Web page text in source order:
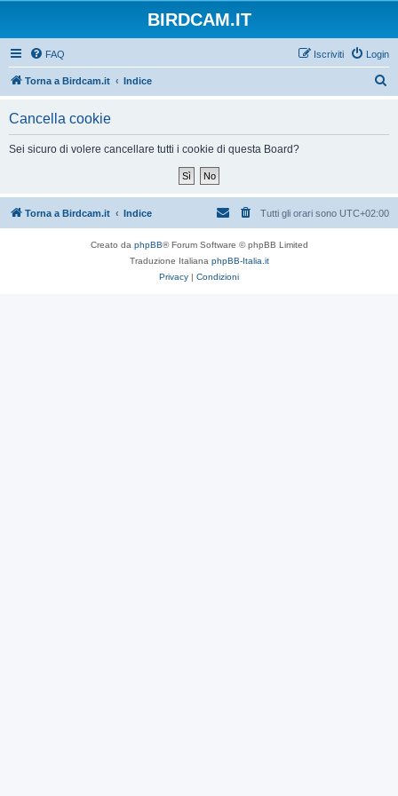
BIRDCAM.IT
FAQ Login
Iscriviti
Torna a Birdcam.it Indice
Cancella cookie
Sei sicuro di volere cancellare tutti i cookie di questa Board?
Torna a Birdcam.it Indice Tutti gli orari sono UTC+02:00
Creato da phpBB® Forum Software © phpBB Limited
Traduzione Italiana phpBB-Italia.it
Privacy | Condizioni